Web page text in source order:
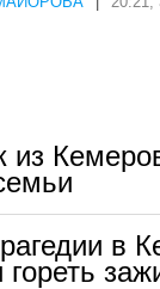
из
в
гореть